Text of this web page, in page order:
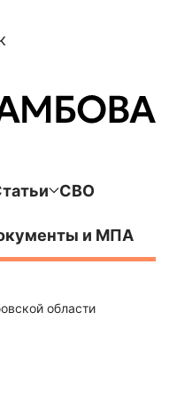
СВО
и МПА
области